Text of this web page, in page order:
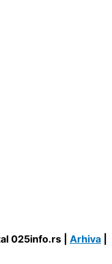
025info.rs | Arhiva